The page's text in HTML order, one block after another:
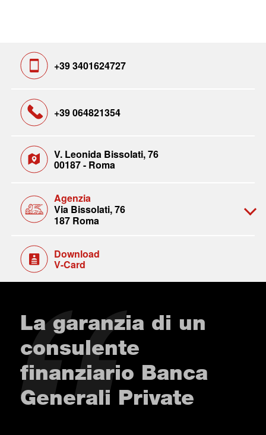
+39 3401624727
+39 064821354
V. Leonida Bissolati, 76
00187 - Roma
Agenzia
Via Bissolati, 76
187 Roma
Download
V-Card
La garanzia di un
consulente
finanziario Banca
Generali Private